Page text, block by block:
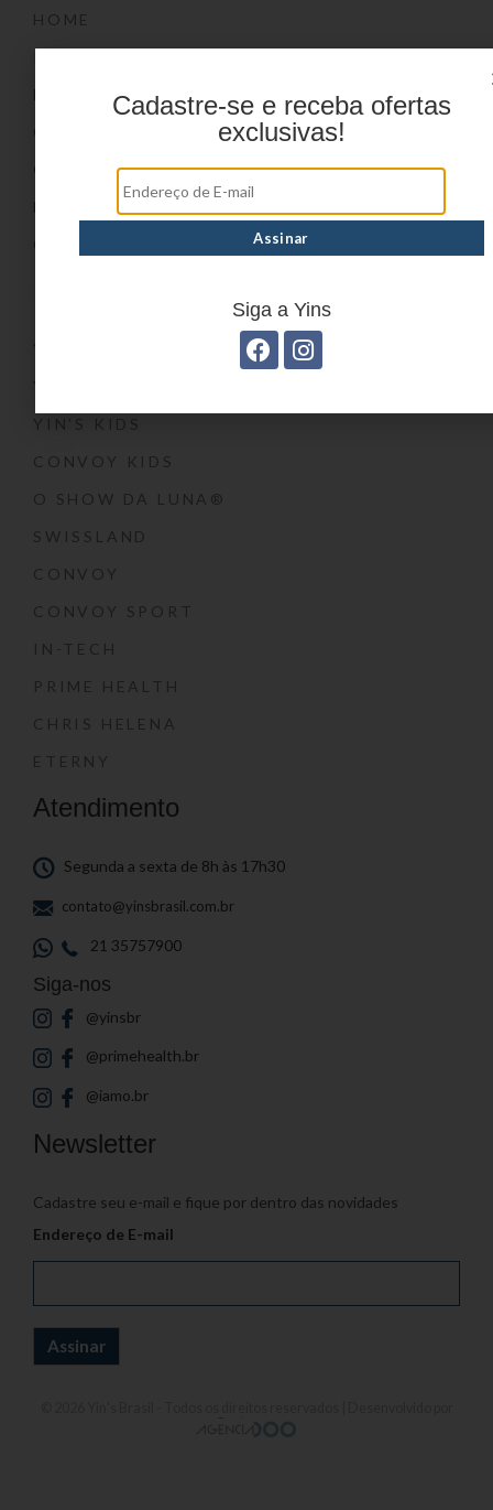
HOME
DÚVIDAS FREQUENTES
CATÁLOGOS
YIN’S KIDS
CONVOY KIDS
O SHOW DA LUNA®
SWISSLAND
CONVOY
CONVOY SPORT
IN-TECH
PRIME HEALTH
CHRIS HELENA
ETERNY
Atendimento
Segunda a sexta de 8h às 17h30
contato@yinsbrasil.com.br
21 35757900
Siga-nos
@yinsbr
@primehealth.br
@iamo.br
Newsletter
Cadastre seu e-mail e fique por dentro das novidades
Endereço de E-mail
Cadastre-se e receba ofertas
exclusivas!
Siga a Yins